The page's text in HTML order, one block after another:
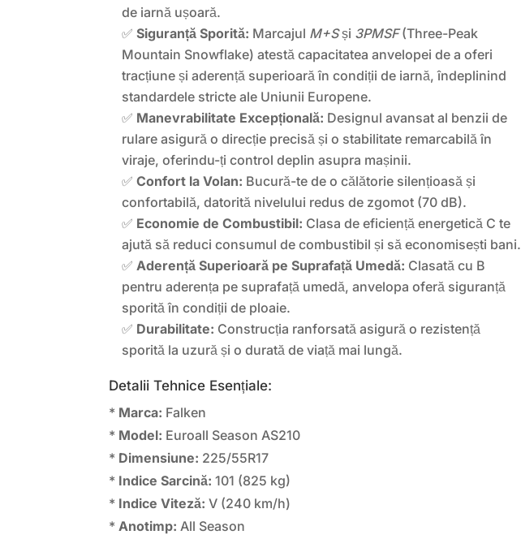
de iarnă ușoară.
✅Siguranță Sporită: Marcajul M+Sși 3PMSF(Three-Peak
Mountain Snowflake) atestă capacitatea anvelopei de a oferi
tracțiune și aderență superioară în condiții de iarnă, îndeplinind
standardele stricte ale Uniunii Europene.
✅ Manevrabilitate Excepțională: Designul avansat al benzii de
rulare asigură o direcție precisă și o stabilitate remarcabilă în
viraje, oferindu-ți control deplin asupra mașinii.
✅Confort la Volan: Bucură-te de o călătorie silențioasă și
confortabilă, datorită nivelului redus de zgomot (70 dB).
✅ Economie de Combustibil: Clasa de eficiență energetică C te
ajută să reduci consumul de combustibil și să economisești bani.
✅ Aderență Superioară pe Suprafață Umedă: Clasată cu B
pentru aderența pe suprafață umedă, anvelopa oferă siguranță
sporită în condiții de ploaie.
✅ Durabilitate: Construcția ranforsată asigură o rezistență
sporită la uzură și o durată de viață mai lungă.
Detalii Tehnice Esențiale:
* Marca: Falken
* Model: Euroall Season AS210
* Dimensiune: 225/55R17
* Indice Sarcină: 101 (825 kg)
* Indice Viteză: V (240 km/h)
* Anotimp: All Season